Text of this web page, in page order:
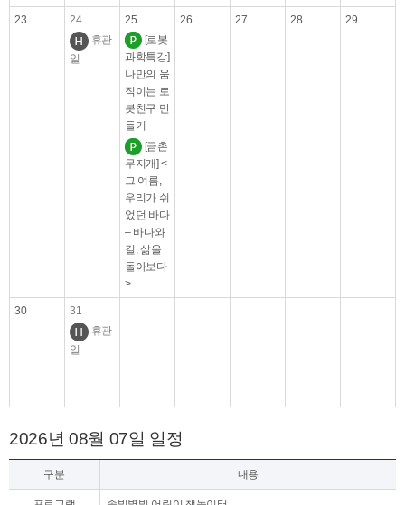
23
24
휴관
일
25
[로봇
과학특강]
나만의 움
직이는 로
봇친구 만
들기
[금촌
무지개] <
그 여름,
우리가 쉬
었던 바다
– 바다와
길, 삶을
돌아보다
>
26 27 28 29
30
31
휴관
일
2026년 08월 07일 일정
구분 내용